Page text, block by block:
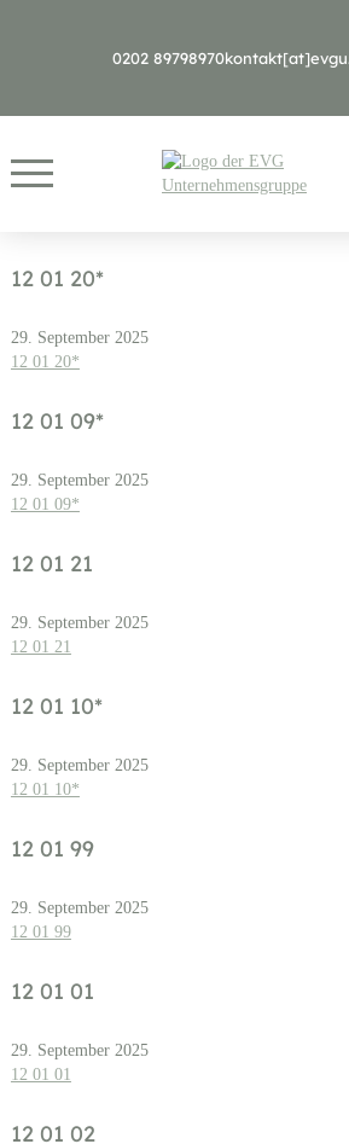
0202 89798970
12 01 20*
29. September 2025
12 01 20*
12 01 09*
29. September 2025
12 01 09*
12 01 21
29. September 2025
12 01 21
12 01 10*
29. September 2025
12 01 10*
12 01 99
29. September 2025
12 01 99
12 01 01
29. September 2025
12 01 01
12 01 02